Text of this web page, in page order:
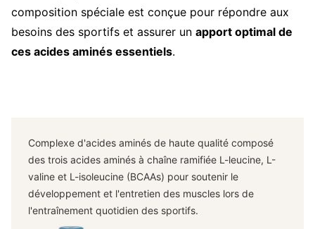
composition spéciale est conçue pour répondre aux
besoins des sportifs et assurer un apport optimal de
ces acides aminés essentiels.
Complexe d'acides aminés de haute qualité composé
des trois acides aminés à chaîne ramifiée L-leucine, L-
valine et L-isoleucine (BCAAs) pour soutenir le
développement et l'entretien des muscles lors de
l'entraînement quotidien des sportifs.